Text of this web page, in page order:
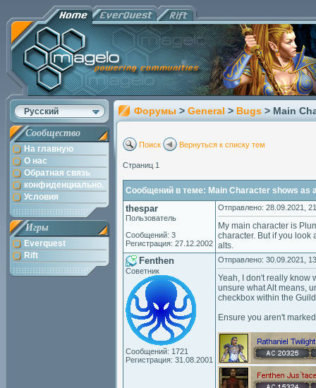
Русский
Сообщество
На главную
О нас
Обратная связь
конфиденциально.
Условия
Игры
Everquest
Rift
Форумы > General > Bugs > Main
Поиск Вернуться к списку тем
Страниц 1
Сообщений в теме: Main Character shows as
thespar
Пользователь
Сообщений: 3
Регистрация: 27.12.2002
Отправлено: 28.09.2021,
My main character is
character. But if you look
alts.
Fenthen
Советник
Сообщений: 1721
Регистрация: 31.08.2001
Отправлено: 30.09.2021,
Yeah, I don't really know
unsure what Alt means,
checkbox within the
Ensure you aren't